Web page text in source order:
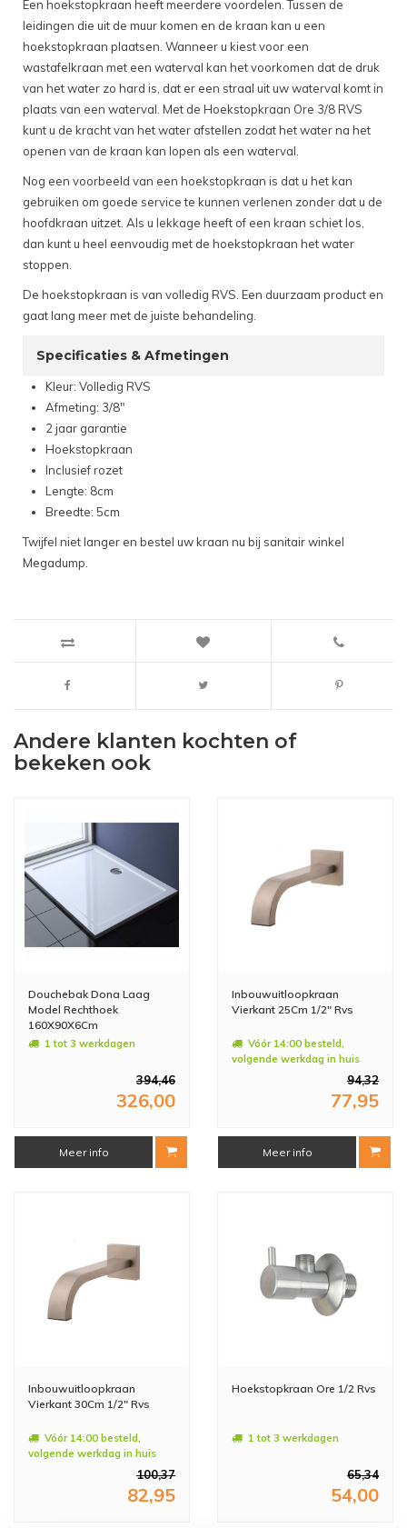
Een hoekstopkraan heeft meerdere voordelen. Tussen de
leidingen die uit de muur komen en de kraan kan u een
hoekstopkraan plaatsen. Wanneer u kiest voor een
wastafelkraan met een waterval kan het voorkomen dat de druk
van het water zo hard is, dat er een straal uit uw waterval komt in
plaats van een waterval. Met de Hoekstopkraan Ore 3/8 RVS
kunt u de kracht van het water afstellen zodat het water na het
openen van de kraan kan lopen als een waterval.
Nog een voorbeeld van een hoekstopkraan is dat u het kan
gebruiken om goede service te kunnen verlenen zonder dat u de
hoofdkraan uitzet. Als u lekkage heeft of een kraan schiet los,
dan kunt u heel eenvoudig met de hoekstopkraan het water
stoppen.
De hoekstopkraan is van volledig RVS. Een duurzaam product en
gaat lang meer met de juiste behandeling.
Specificaties & Afmetingen
Kleur: Volledig RVS
Afmeting: 3/8"
2 jaar garantie
Hoekstopkraan
Inclusief rozet
Lengte: 8cm
Breedte: 5cm
Twijfel niet langer en bestel uw kraan nu bij sanitair winkel
Megadump.
Andere klanten kochten of
bekeken ook
Douchebak Dona Laag
Model Rechthoek
160X90X6Cm
1 tot 3 werkdagen
394,46
326,00
Meer info
Inbouwuitloopkraan
Vierkant 25Cm 1/2" Rvs
Vóór 14:00 besteld,
volgende werkdag in huis
94,32
77,95
Meer info
Inbouwuitloopkraan
Vierkant 30Cm 1/2" Rvs
Vóór 14:00 besteld,
volgende werkdag in huis
100,37
82,95
Hoekstopkraan Ore 1/2 Rvs
1 tot 3 werkdagen
65,34
54,00